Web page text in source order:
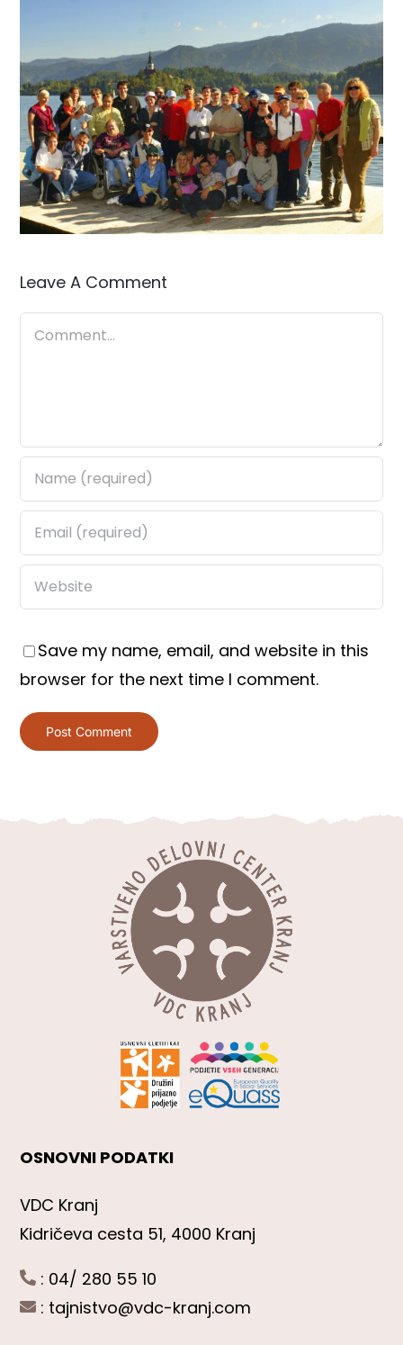
Leave A Comment
Comment
Save my name, email, and website in this
browser for the next time I comment.
OSNOVNI PODATKI
VDC Kranj
Kidričeva cesta 51, 4000 Kranj
: 04/ 280 55 10
: tajnistvo@vdc-kranj.com